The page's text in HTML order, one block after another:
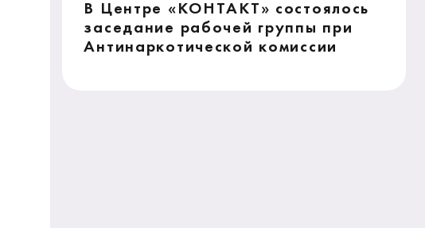
В Центре «КОНТАКТ» состоялось
заседание рабочей группы при
Антинаркотической комиссии